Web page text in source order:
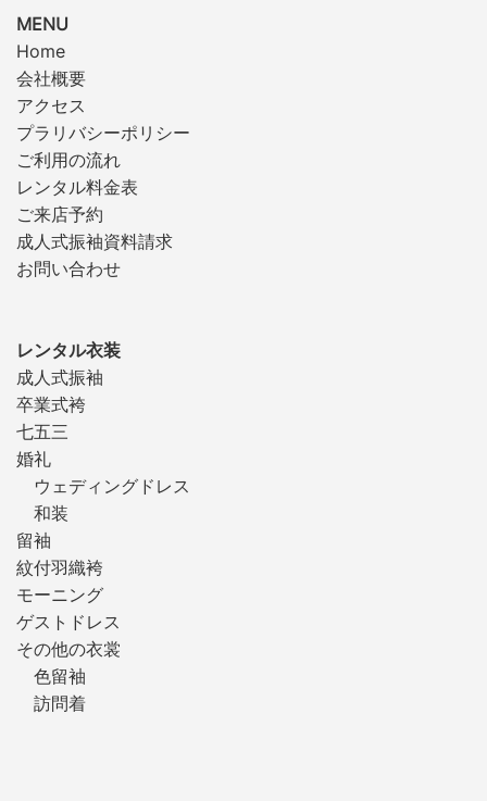
MENU
Home
会社概要
アクセス
プラリバシーポリシー
ご利用の流れ
レンタル料金表
ご来店予約
成人式振袖資料請求
お問い合わせ
レンタル衣装
成人式振袖
卒業式袴
七五三
婚礼
ウェディングドレス
和装
留袖
紋付羽織袴
モーニング
ゲストドレス
その他の衣裳
色留袖
訪問着